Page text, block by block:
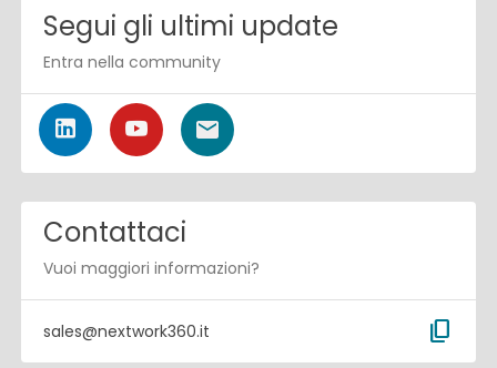
Segui gli ultimi update
Entra nella community
Contattaci
Vuoi maggiori informazioni?
sales@nextwork360.it content_copy